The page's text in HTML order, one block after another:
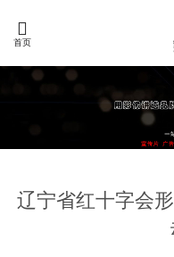
首页
辽宁省红十字会